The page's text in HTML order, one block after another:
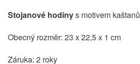
Stojanové hodinys motivem kaštanů
Obecný rozměr: 23 x 22,5 x 1 cm
Záruka: 2 roky